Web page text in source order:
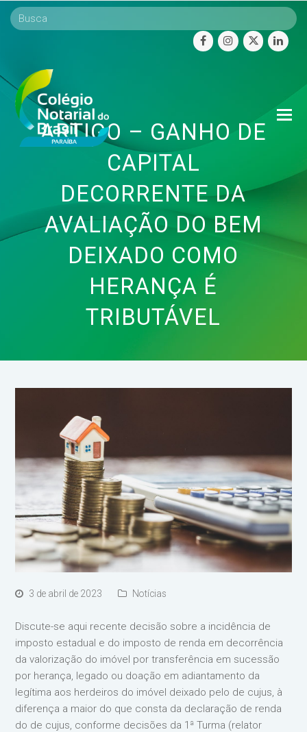
facebookinstagram
twitter
ARTIGO – GANHO DE
CAPITAL
DECORRENTE DA
AVALIAÇÃO DO BEM
DEIXADO COMO
HERANÇA É
TRIBUTÁVEL
3 de abril de 2023 Notícias
Discute-se aqui recente decisão sobre a incidência de
imposto estadual e do imposto de renda em decorrência
da valorização do imóvel por transferência em sucessão
por herança, legado ou doação em adiantamento da
legítima aos herdeiros do imóvel deixado pelo de cujus, à
diferença a maior do que consta da declaração de renda
do de cujus, conforme decisões da 1ª Turma (relator